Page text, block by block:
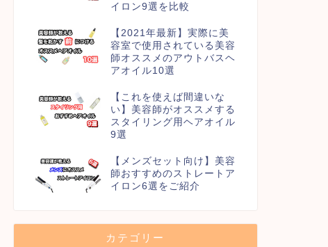
イロン9選を比較
【2021年最新】実際に美
容室で使用されている美容
師オススメのアウトバスヘ
アオイル10選
【これを使えば間違いな
い】美容師がオススメする
スタイリング用ヘアオイル
9選
【メンズセット向け】美容
師おすすめのストレートア
イロン6選をご紹介
カテゴリー